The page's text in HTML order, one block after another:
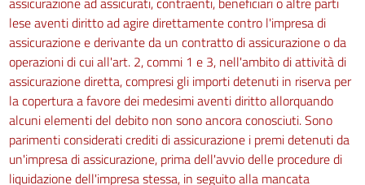
lese aventi diritto ad agire direttamente contro l'impresa di
assicurazione e derivante da un contratto di assicurazione o da
operazioni di cui all'art. 2, commi 1 e 3, nell'ambito di attività di
assicurazione diretta, compresi gli importi detenuti in riserva per
la copertura a favore dei medesimi aventi diritto allorquando
alcuni elementi del debito non sono ancora conosciuti. Sono
parimenti considerati crediti di assicurazione i premi detenuti da
un'impresa di assicurazione, prima dell'avvio delle procedure di
liquidazione dell'impresa stessa, in seguito alla mancata